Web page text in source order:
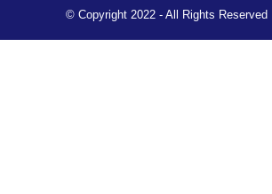
© Copyright 2022 - All Rights Reserved |